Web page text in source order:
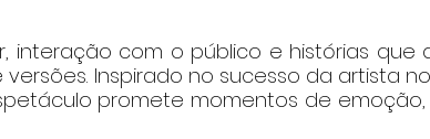
interação com o público e histórias que
Inspirado no sucesso da artista
promete momentos de